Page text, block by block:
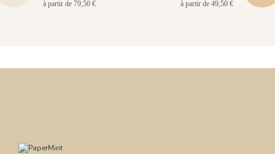
à partir de 79,50 €
à partir de 49,50 €